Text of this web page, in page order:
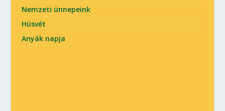
Nemzeti ünnepeink
Húsvét
Anyák napja